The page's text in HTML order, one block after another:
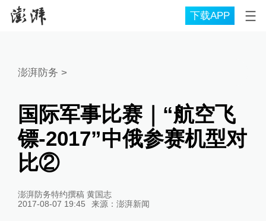
下载APP
澎湃防务 >
国际军事比赛｜“航空飞
镖-2017”中俄参赛机型对
比②
澎湃防务特约撰稿 黄国志
2017-08-07 19:45
来源： 澎湃新闻